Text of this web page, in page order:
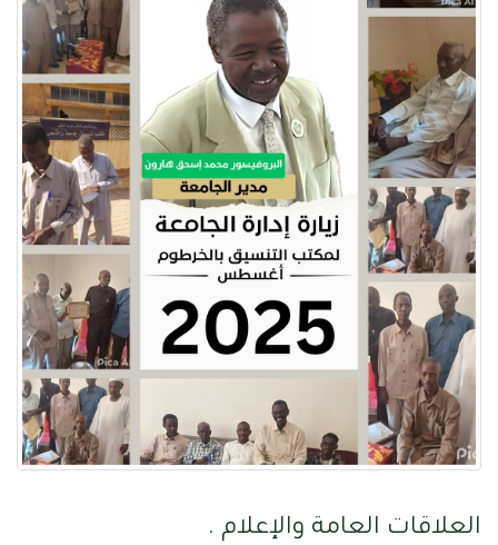
العلاقات العامة والإعلام .